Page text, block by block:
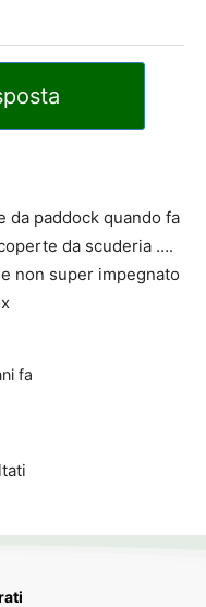
da paddock quando fa
da scuderia ….
non super impegnato
fa